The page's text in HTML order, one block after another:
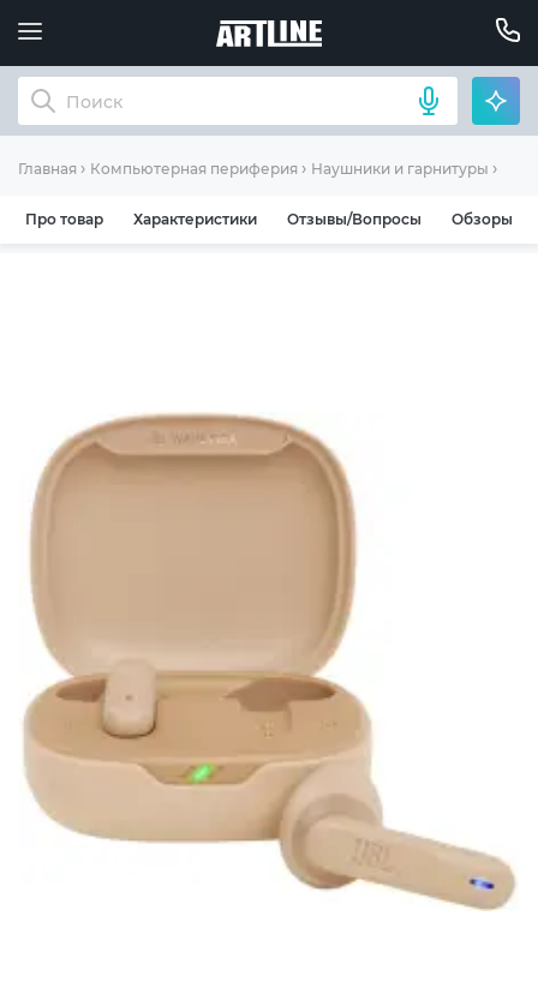
Главная Компьютерная периферия Наушники и гарнитуры
Про товар Характеристики Отзывы/Вопросы Обзоры